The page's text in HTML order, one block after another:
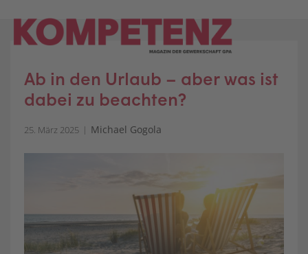
content
Ab in den Urlaub – aber was ist
dabei zu beachten?
25. März 2025 Michael Gogola